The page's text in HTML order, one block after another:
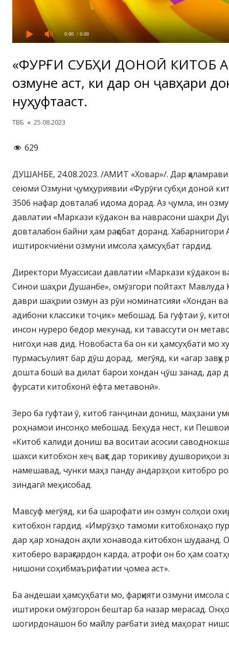
0:00 / 0:00
«ФУРӮҒИ СУБҲИ ДОНОӢ КИТОБ
озмуне аст, ки дар он ҷавҳари
нуҳуфтааст.
Автор
ТВБ Опубликовано
25.08.2023
629
ДУШАНБЕ, 24.08.2023. /АМИТ «Ховар»/. Дар
сеюми Озмуни ҷумҳуриявии «Фурӯғи субҳи доноӣ
3506 нафар довталаб идома дорад. Аз ҷумла, ин
давлатии «Маркази кӯдакон ва наврасони шаҳри
довталабон байни ҳам рақобат доранд.
иштирокчиёни озмуни имсола ҳамсуҳбат гардид.
Директори Муассисаи давлатии «Маркази кӯдакон
Синои шаҳри Душанбе», омӯзгори пойтахт
даври шаҳрии озмун аз рӯи номинатсияи «Хондан
адибони классики тоҷик» мебошад. Ба гуфтаи ӯ,
инсон нуреро бедор мекунад, ки тавассути он
нигоҳи нав дид. Новобаста ба он ки ҳамсуҳбати мо
пурмасъулият бар дӯш дорад, мегӯяд, ки «агар завқу
дошта бошӣ ва дилат барои хондан ҷӯш занад, дар
фурсати китобхонӣ ёфта метавонӣ».
Зеро ба гуфтаи ӯ, китоб ганҷинаи дониш, маҳзани
роҳнамои инсонҳо мебошад. Беҳуда нест, ки
«Китоб калиди дониш ва воситаи асосии
шахси китобхон хеҷ вақт дар торикиву душвориҳои
намешавад, чунки маҳз панду андарзҳои китобро
зиндагӣ меҳисобад.
Мавсуф мегӯяд, ки ба шарофати ин озмун солҳои
китобхон гардид. «Имрӯзҳо тамоми китобхонаҳо
дар ҳар хонадон аҳли хонавода китобхон шудаанд.
китоберо варақгардон карда, атрофи он бо ҳам
нишони соҳибмаърифатии ҷомеа аст».
Ба андешаи ҳамсуҳбати мо, фарқияти озмуни имсола
иштироки омӯзгорон бештар ба назар мерасад. Онҳо
шогирдонашон бо майлу рағбати зиёд маҳорат